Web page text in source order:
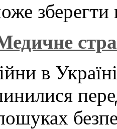
зберегти
в